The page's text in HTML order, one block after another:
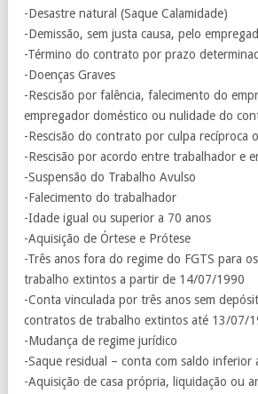
-Desastre natural (Saque Calamidade)
-Demissão, sem justa causa, pelo
-Término do contrato por prazo
-Doenças Graves
-Rescisão por falência, falecimento do
empregador doméstico ou nulidade do
-Rescisão do contrato por culpa recíproca
-Rescisão por acordo entre trabalhador e
-Suspensão do Trabalho Avulso
-Falecimento do trabalhador
-Idade igual ou superior a 70 anos
-Aquisição de Órtese e Prótese
-Três anos fora do regime do FGTS para
trabalho extintos a partir de 14/07/1990
-Conta vinculada por três anos sem
contratos de trabalho extintos até 13/07/
-Mudança de regime jurídico
-Saque residual – conta com saldo inferior
-Aquisição de casa própria, liquidação ou